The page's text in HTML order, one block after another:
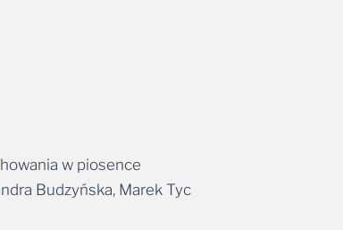
w piosence
Budzyńska, Marek Tyc